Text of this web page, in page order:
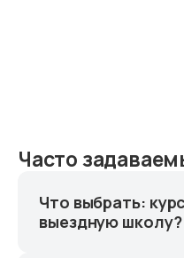
Часто
Что выбрать:
выездную школу?